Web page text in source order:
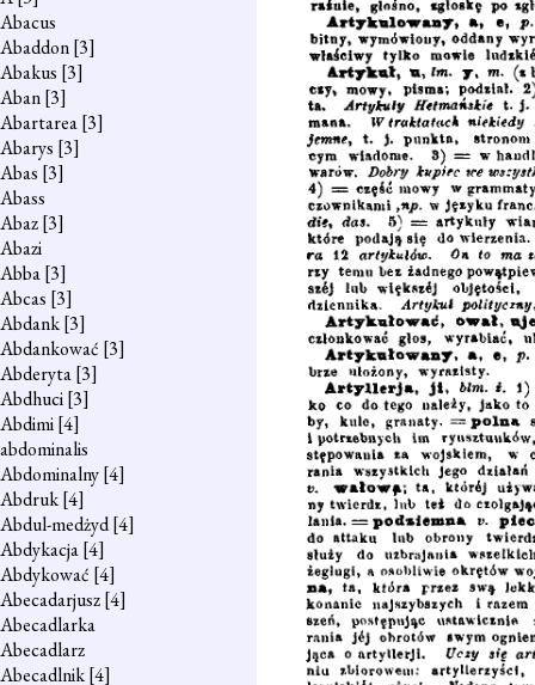
Abacus
Abaddon[3]
Abakus [3]
Aban[3]
Abartarea[3]
Abarys [3]
Abas [3]
Abass
Abaz[3]
Abazi
Abba[3]
Abcas [3]
Abdank[3]
Abdankować [3]
Abderyta[3]
Abdhuci[3]
Abdimi[4]
abdominalis
Abdominalny[4]
Abdruk[4]
Abdul-medżyd[4]
Abdykacja[4]
Abdykować [4]
Abecadarjusz[4]
Abecadlarka
Abecadlarz
Abecadlnik[4]